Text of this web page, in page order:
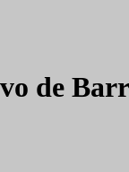
de